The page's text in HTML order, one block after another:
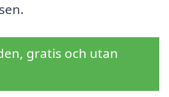
gratis och utan